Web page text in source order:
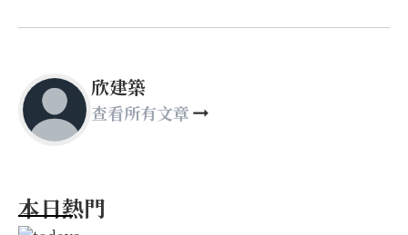
欣建築
查看所有文章
本日熱門